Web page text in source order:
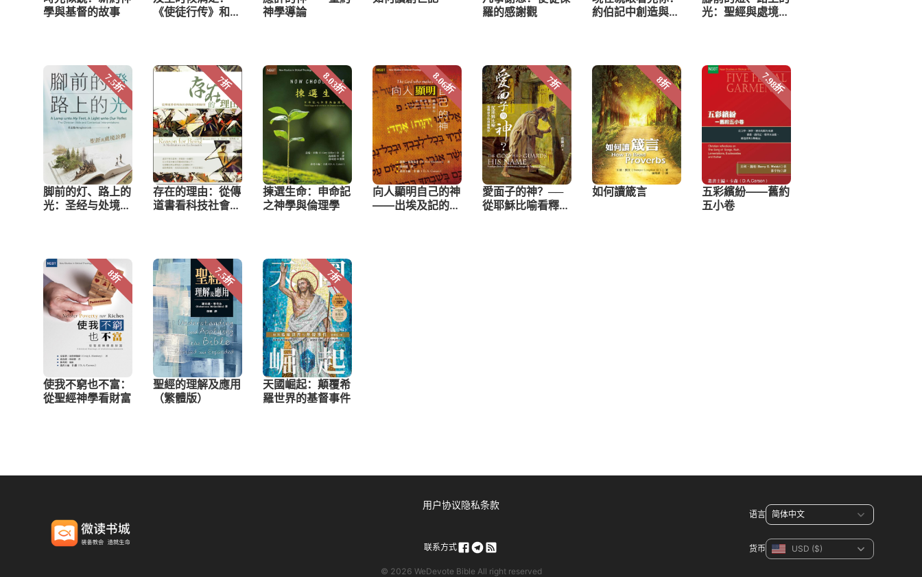
用户协议隐私条款
语言
货币
联系方式
© 2026 WeDevote Bible All right reserved